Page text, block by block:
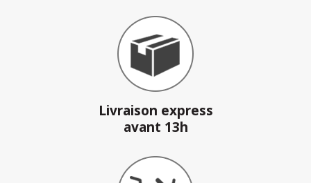
Livraison express
avant 13h